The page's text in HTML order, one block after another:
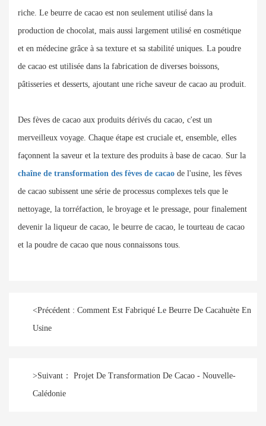
riche. Le beurre de cacao est non seulement utilisé dans la
production de chocolat, mais aussi largement utilisé en cosmétique
et en médecine grâce à sa texture et sa stabilité uniques. La poudre
de cacao est utilisée dans la fabrication de diverses boissons,
pâtisseries et desserts, ajoutant une riche saveur de cacao au produit.
Des fèves de cacao aux produits dérivés du cacao, c'est un
merveilleux voyage. Chaque étape est cruciale et, ensemble, elles
façonnent la saveur et la texture des produits à base de cacao. Sur la
chaîne de transformation des fèves de cacao de l'usine, les fèves
de cacao subissent une série de processus complexes tels que le
nettoyage, la torréfaction, le broyage et le pressage, pour finalement
devenir la liqueur de cacao, le beurre de cacao, le tourteau de cacao
et la poudre de cacao que nous connaissons tous.
<Précédent : Comment Est Fabriqué Le Beurre De Cacahuète En
Usine
>Suivant：
Projet De Transformation De Cacao - Nouvelle-
Calédonie